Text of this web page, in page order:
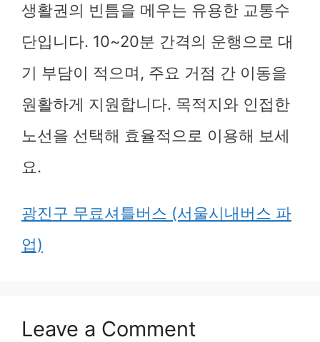
생활권의 빈틈을 메우는 유용한 교통수
단입니다. 10~20분 간격의 운행으로 대
기 부담이 적으며, 주요 거점 간 이동을
원활하게 지원합니다. 목적지와 인접한
노선을 선택해 효율적으로 이용해 보세
요.
광진구 무료셔틀버스 (서울시내버스 파
업)
Leave a Comment